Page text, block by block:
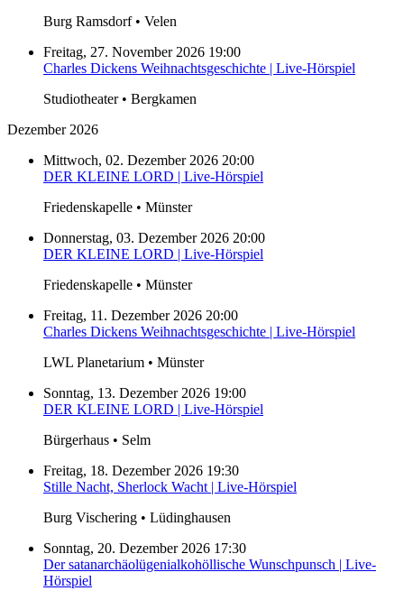
Burg Ramsdorf • Velen
Freitag, 27. November 2026 19:00
Charles Dickens Weihnachtsgeschichte | Live-Hörspiel
Studiotheater • Bergkamen
Dezember 2026
Mittwoch, 02. Dezember 2026 20:00
DER KLEINE LORD | Live-Hörspiel
Friedenskapelle • Münster
Donnerstag, 03. Dezember 2026 20:00
DER KLEINE LORD | Live-Hörspiel
Friedenskapelle • Münster
Freitag, 11. Dezember 2026 20:00
Charles Dickens Weihnachtsgeschichte | Live-Hörspiel
LWL Planetarium • Münster
Sonntag, 13. Dezember 2026 19:00
DER KLEINE LORD | Live-Hörspiel
Bürgerhaus • Selm
Freitag, 18. Dezember 2026 19:30
Stille Nacht, Sherlock Wacht | Live-Hörspiel
Burg Vischering • Lüdinghausen
Sonntag, 20. Dezember 2026 17:30
Der satanarchäolügenialkohöllische Wunschpunsch | Live-
Hörspiel